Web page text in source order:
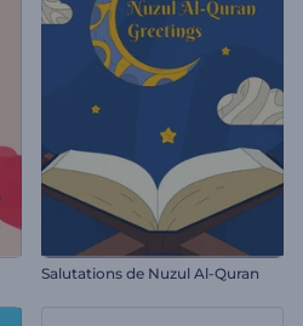
Salutations de Nuzul Al-Quran